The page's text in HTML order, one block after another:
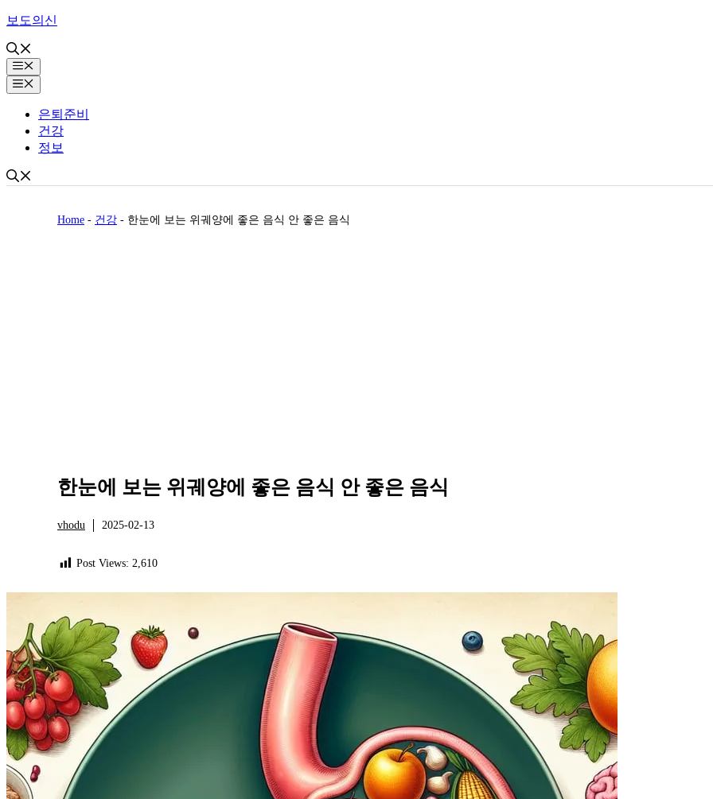
Skip
content
보도의신
Menu
Menu
은퇴준비
건강
정보
Home - 건강 - 한눈에 보는 위궤양에 좋은 음식 안 좋은 음식
한눈에 보는 위궤양에 좋은 음식 안 좋은 음식
vhodu 2025-02-13
Post Views: 2,610